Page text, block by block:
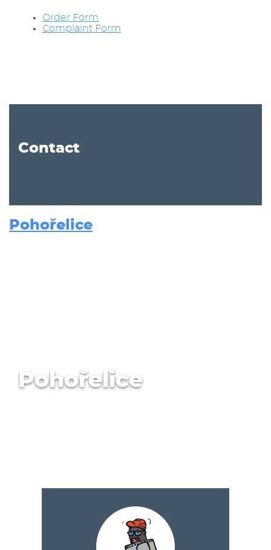
Order Form
Complaint Form
Contact
Pohořelice
Pohořelice